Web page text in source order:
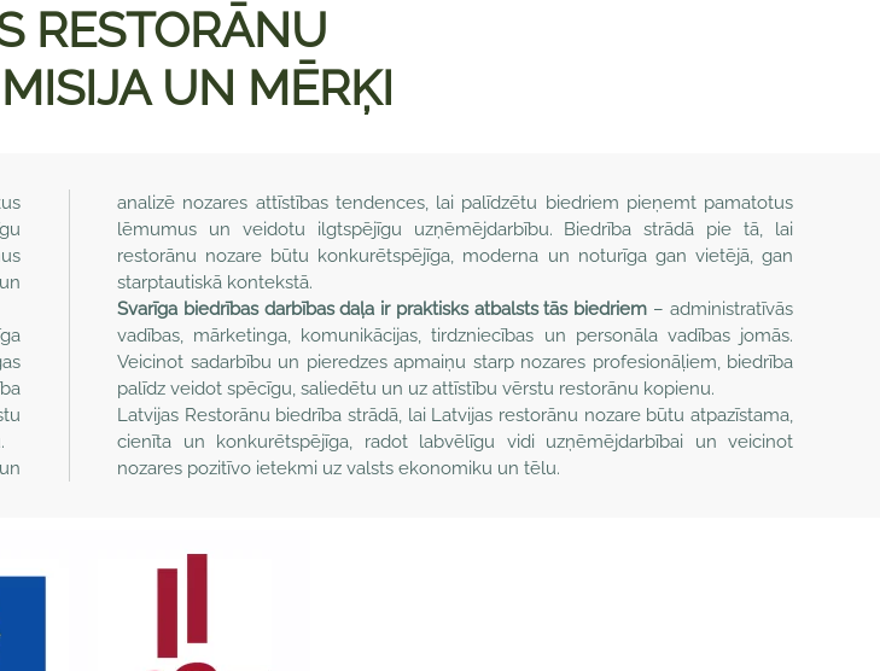
RESTORĀNU
UN MĒRĶI
analizē nozares attīstības tendences, lai palīdzētu biedriem pieņemt pamatotus
lēmumus un veidotu ilgtspējīgu uzņēmējdarbību. Biedrība strādā pie tā, lai
restorānu nozare būtu konkurētspējīga, moderna un noturīga gan vietējā, gan
starptautiskā kontekstā.
Svarīga biedrības darbības daļa ir praktisks atbalsts tās biedriem – administratīvās
vadības, mārketinga, komunikācijas, tirdzniecības un personāla vadības jomās.
Veicinot sadarbību un pieredzes apmaiņu starp nozares profesionāļiem, biedrība
palīdz veidot spēcīgu, saliedētu un uz attīstību vērstu restorānu kopienu.
Latvijas Restorānu biedrība strādā, lai Latvijas restorānu nozare būtu atpazīstama,
cienīta un konkurētspējīga, radot labvēlīgu vidi uzņēmējdarbībai un veicinot
nozares pozitīvo ietekmi uz valsts ekonomiku un tēlu.